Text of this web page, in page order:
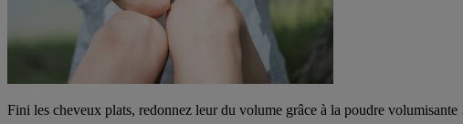
Fini les cheveux plats, redonnez leur du volume grâce à la poudre